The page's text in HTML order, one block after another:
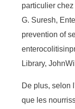
particulier chez
G. Suresh,
prevention of
enterocolitisin
Library, John
De plus, selon
que les nou